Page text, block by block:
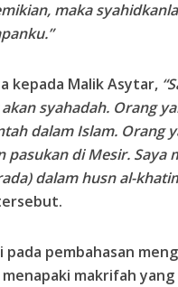
maka
kepada Malik Asytar,
syahadah. Orang
dalam Islam. Orang
pasukan di Mesir. Saya
dalam husn al-
pada pembahasan
makrifah